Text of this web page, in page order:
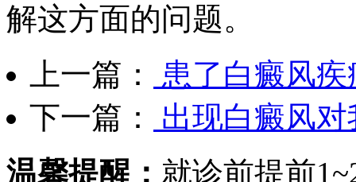
解这方面的问题。
上一篇：
患了白癜风
下一篇：
出现白癜风
温馨提醒： 就诊前提前